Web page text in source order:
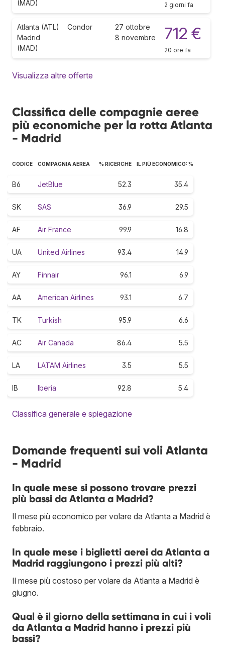
(MAD)
2 giorni fa
Atlanta (ATL)
Madrid
(MAD)
Condor
27 ottobre
8 novembre
712 €
20 ore fa
Visualizza altre offerte
Classifica delle compagnie aeree
più economiche per la rotta Atlanta
- Madrid
CODICE COMPAGNIA AEREA % RICERCHE IL PIÙ ECONOMICO: %
B6 JetBlue 52.3 35.4
SK SAS 36.9 29.5
AF Air France 99.9 16.8
UA United Airlines 93.4 14.9
AY Finnair 96.1 6.9
AA American Airlines 93.1 6.7
TK Turkish 95.9 6.6
AC Air Canada 86.4 5.5
LA LATAM Airlines 3.5 5.5
IB Iberia 92.8 5.4
Classifica generale e spiegazione
Domande frequenti sui voli Atlanta
- Madrid
In quale mese si possono trovare prezzi
più bassi da Atlanta a Madrid?
Il mese più economico per volare da Atlanta a Madrid è
febbraio.
In quale mese i biglietti aerei da Atlanta a
Madrid raggiungono i prezzi più alti?
Il mese più costoso per volare da Atlanta a Madrid è
giugno.
Qual è il giorno della settimana in cui i voli
da Atlanta a Madrid hanno i prezzi più
bassi?